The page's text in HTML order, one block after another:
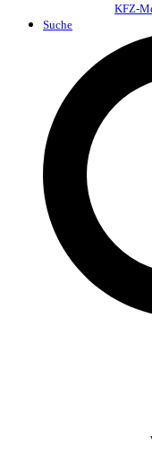
KFZ-
Suche